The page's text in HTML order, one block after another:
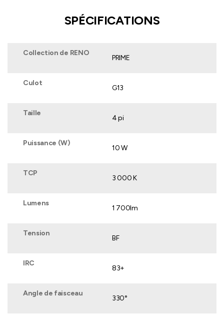
SPÉCIFICATIONS
Collection de RENO
PRIME
Culot
G13
Taille
4 pi
Puissance (W)
10 W
TCP
3 000 K
Lumens
1 700lm
Tension
BF
IRC
83+
Angle de faisceau
330°